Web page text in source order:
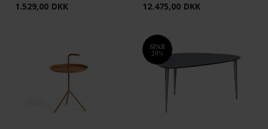
1.529,00 DKK 12.475,00 DKK
SPAR
20%